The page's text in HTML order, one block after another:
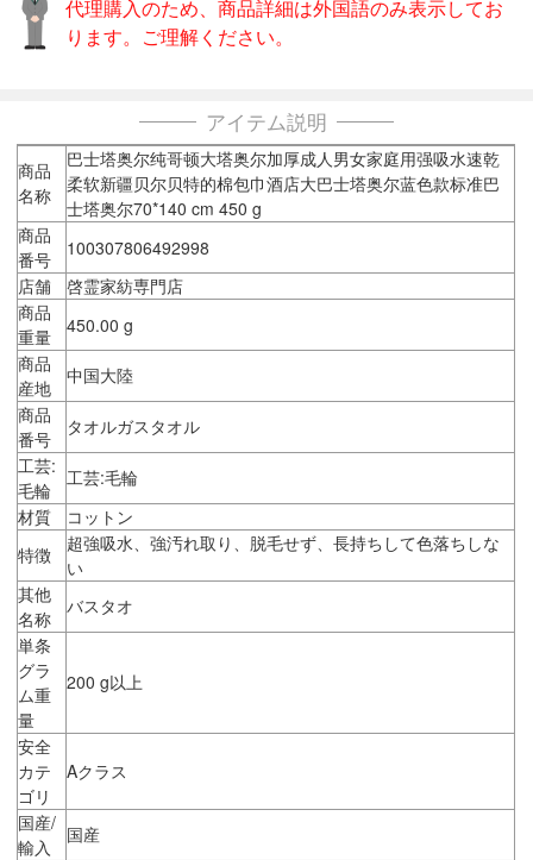
代理購入のため、商品詳細は外国語のみ表示してお
ります。ご理解ください。
アイテム説明
商品
名称
巴士塔奥尔纯哥顿大塔奥尔加厚成人男女家庭用强吸水速乾
柔软新疆贝尔贝特的棉包巾酒店大巴士塔奥尔蓝色款标准巴
士塔奥尔70*140 cm 450 g
商品
番号
100307806492998
店舗
啓霊家紡専門店
商品
重量
450.00 g
商品
産地
中国大陸
商品
番号
タオルガスタオル
工芸:
毛輪
工芸:毛輪
材質
コットン
特徴
超強吸水、強汚れ取り、脱毛せず、長持ちして色落ちしな
い
其他
名称
バスタオ
単条
グラ
ム重
量
200 g以上
安全
カテ
ゴリ
Aクラス
国産/
輸入
国産